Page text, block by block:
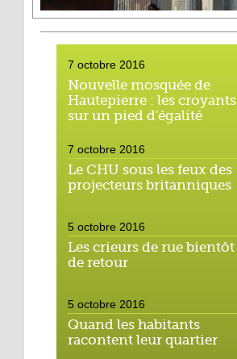
7 octobre 2016
Nouvelle mosquée de
Hautepierre : les croyants
sur un pied d'égalité
7 octobre 2016
Le CHU sous les feux des
projecteurs britanniques
5 octobre 2016
Les crieurs de rue bientôt
de retour
5 octobre 2016
Quand les habitants
racontent leur quartier